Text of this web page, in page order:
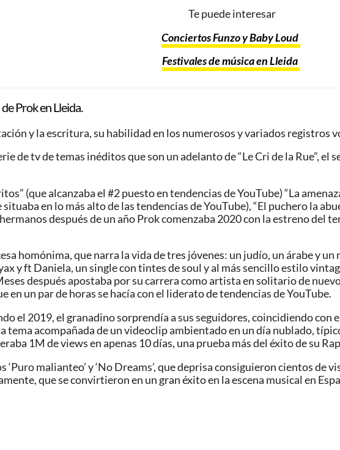
Te puede interesar
Conciertos Funzo y Baby Loud
Festivales de música en Lleida
Prok en Lleida.
y la escritura, su habilidad en los numerosos y variados registros
de tv de temas inéditos que son un adelanto de “Le Cri de la Rue”,
(que alcanzaba el #2 puesto en tendencias de YouTube) “La
en lo más alto de las tendencias de YouTube), “El puchero la
después de un año Prok comenzaba 2020 con la estreno del
homónima, que narra la vida de tres jóvenes: un judío, un árabe y
y ft Daniela, un single con tintes de soul y al más sencillo estilo
después apostaba por su carrera como artista en solitario de
en un par de horas se hacía con el liderato de tendencias de YouTube.
el 2019, el granadino sorprendía a sus seguidores, coincidiendo
tema acompañada de un videoclip ambientado en un día nublado,
1M de views en apenas 10 días, una prueba más del éxito de su
‘Puro malianteo’ y ‘No Dreams’, que deprisa consiguieron cientos de
que se convirtieron en un gran éxito en la escena musical en